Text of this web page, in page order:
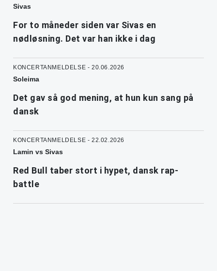
Sivas
For to måneder siden var Sivas en
nødløsning. Det var han ikke i dag
KONCERTANMELDELSE - 20.06.2026
Soleima
Det gav så god mening, at hun kun sang på
dansk
KONCERTANMELDELSE - 22.02.2026
Lamin vs Sivas
Red Bull taber stort i hypet, dansk rap-
battle